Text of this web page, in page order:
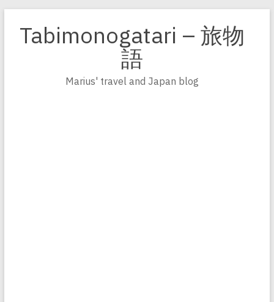
Inhalt
springen
Tabimonogatari – 旅物
語
Marius' travel and Japan blog